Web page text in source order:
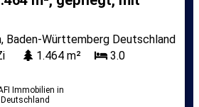
Baden-Württemberg Deutschland
1.464 m²
3.0
Immobilien in